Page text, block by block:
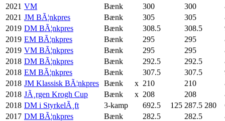
2021 VM Bænk 300 300
2021 JM BÃ¦nkpres Bænk 305 305
2019 DM BÃ¦nkpres Bænk 308.5 308.5
2019 EM BÃ¦nkpres Bænk 295 295
2019 VM BÃ¦nkpres Bænk 295 295
2018 DM BÃ¦nkpres Bænk 292.5 292.5
2018 EM BÃ¦nkpres Bænk 307.5 307.5
2018 JM Klassisk BÃ¦nkpres Bænk x 210 210
2018 JÃ¸rgen Krogh Cup Bænk x 208 208
2018 DM i StyrkelÃ¸ft 3-kamp 692.5 125 287.5 280
2017 DM BÃ¦nkpres Bænk 282.5 282.5